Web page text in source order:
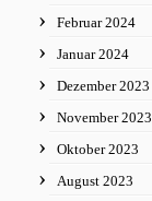
Februar 2024
Januar 2024
Dezember 2023
November 2023
Oktober 2023
August 2023